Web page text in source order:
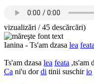
vizualizări / 45 descărcări)
Ianina - Ts'am dzasa lea feata
Ts'am dzasa lea feata ,ts'am
Ca ni'u dordi tinii suschirio